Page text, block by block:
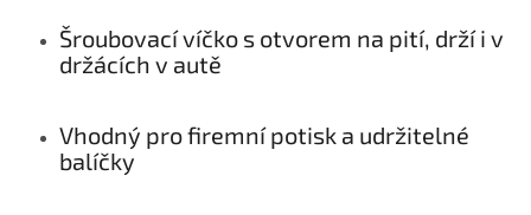
Šroubovací víčko s otvorem na pití, drží i v
držácích v autě
Vhodný pro firemní potisk a udržitelné
balíčky